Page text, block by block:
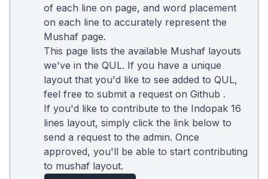
of each line on page, and word placement
on each line to accurately represent the
Mushaf page.
This page lists the available Mushaf layouts
we've in the QUL. If you have a unique
layout that you'd like to see added to QUL,
feel free to submit a request on Github .
If you'd like to contribute to the Indopak 16
lines layout, simply click the link below to
send a request to the admin. Once
approved, you'll be able to start contributing
to mushaf layout.